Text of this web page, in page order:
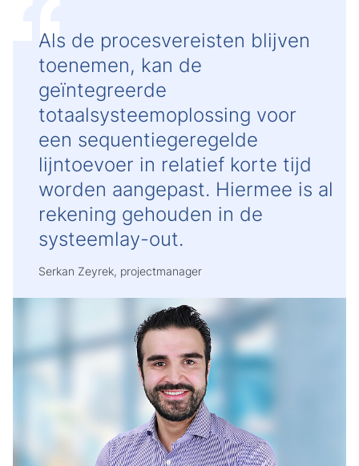
Als de procesvereisten blijven
toenemen, kan de
geïntegreerde
totaalsysteemoplossing voor
een sequentiegeregelde
lijntoevoer in relatief korte tijd
worden aangepast. Hiermee is al
rekening gehouden in de
systeemlay-out.
Serkan Zeyrek, projectmanager